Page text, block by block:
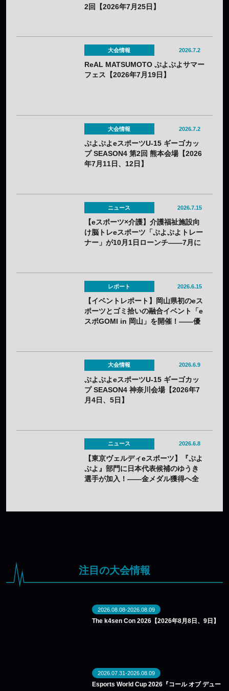
2回【2026年7月25日】
大会情報 2026.7.2
ReAL MATSUMOTO ぷよぷよサマー
フェス【2026年7月19日】
大会情報 2026.7.2
ぷよぷよeスポーツU-15 ギーゴカッ
プ SEASON4 第2回 熊本会場【2026
年7月11日、12日】
ニュース 2026.7.15
【eスポーツ×介護】介護福祉施設向
け脳トレeスポーツ「ぷよぷよトレー
ナー」が10月1日ローンチ——7月に
レポート 2026.6.15
【イベントレポート】岡山県初のeス
ポーツとゴミ拾いの融合イベント「e
スポGOMI in 岡山」を開催！――優
大会情報 2026.6.9
ぷよぷよeスポーツU-15 ギーゴカッ
プ SEASON4 神奈川会場【2026年7
月4日、5日】
ニュース 2026.6.8
【東京ヴェルディeスポーツ】『ぷよ
ぷよ』部門に日本代表候補のゆうき
選手が加入！——金メダル獲得へ全
注目の大会情報
2026.08.08-2026.08.09
The k4sen Con 2026【2026年8月8日、9日】
2026.07.31-2026.08.09
Esports World Cup 2026『コール オブ デュー